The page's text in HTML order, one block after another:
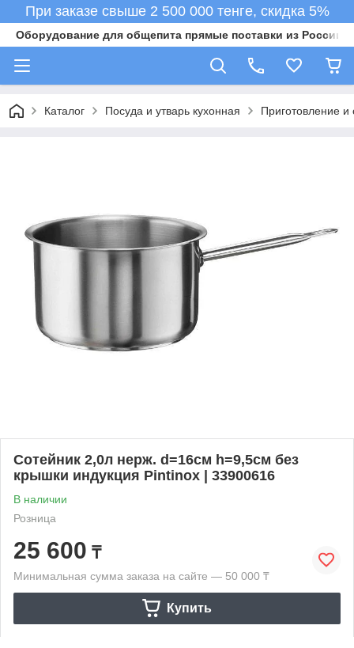
При заказе свыше 2 500 000 тенге, скидка 5%
Оборудование для общепита прямые поставки из России в
Каталог Посуда и утварь кухонная Приготовление
Сотейник 2,0л нерж. d=16см h=9,5см без
крышки индукция Pintinox | 33900616
В наличии
Розница
25 600 ₸
Минимальная сумма заказа на сайте — 50 000 ₸
Купить